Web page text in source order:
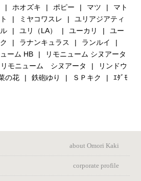
ホオズキ ポピー マツ
マト
ミヤコワスレ
ユリアジアティ
ユリ（LA） ユーカリ
ユー
ラナンキュラス
ランルイ
ーム HB
リモニューム シヌアータ
リモニューム シヌアータ
リンドウ
の花 鉄砲ゆり ＳＰキク
ｴﾀﾞﾓ
about Omori Kaki
corporate profile